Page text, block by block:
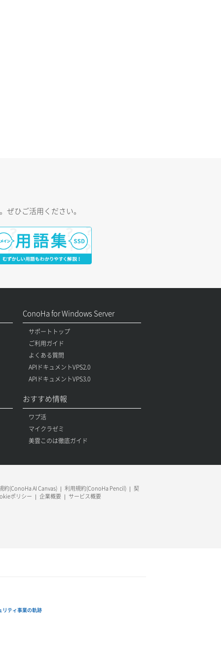
ひご活用ください。
ConoHa for Windows Server
サポートトップ
ご利用ガイド
よくある質問
APIドキュメントVPS2.0
APIドキュメントVPS3.0
おすすめ情報
ワプ活
マイクラゼミ
美雲このは徹底ガイド
約(ConoHa AI Canvas) 利用規約(ConoHa Pencil)
契
ポリシー
企業概要 サービス概要
リティ事業の軌跡